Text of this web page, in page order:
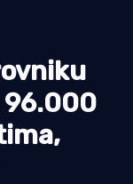
96.000